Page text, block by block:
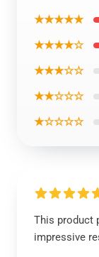
★★★★★
★★★★☆
★★★☆☆
★★☆☆☆
★☆☆☆☆
This product
impressive